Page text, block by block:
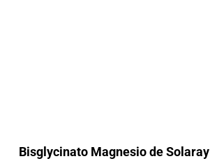
Bisglycinato Magnesio de Solaray